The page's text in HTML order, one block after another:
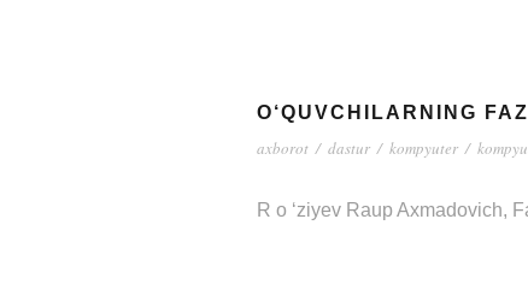
O‘QUVCHILARNING
axborot / dastur / kompyuter /
R o ‘ziyev Raup Axmadovich,